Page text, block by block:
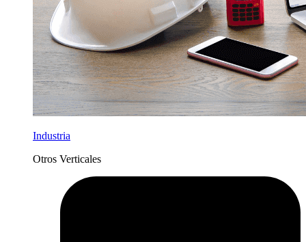
Industria
Otros Verticales